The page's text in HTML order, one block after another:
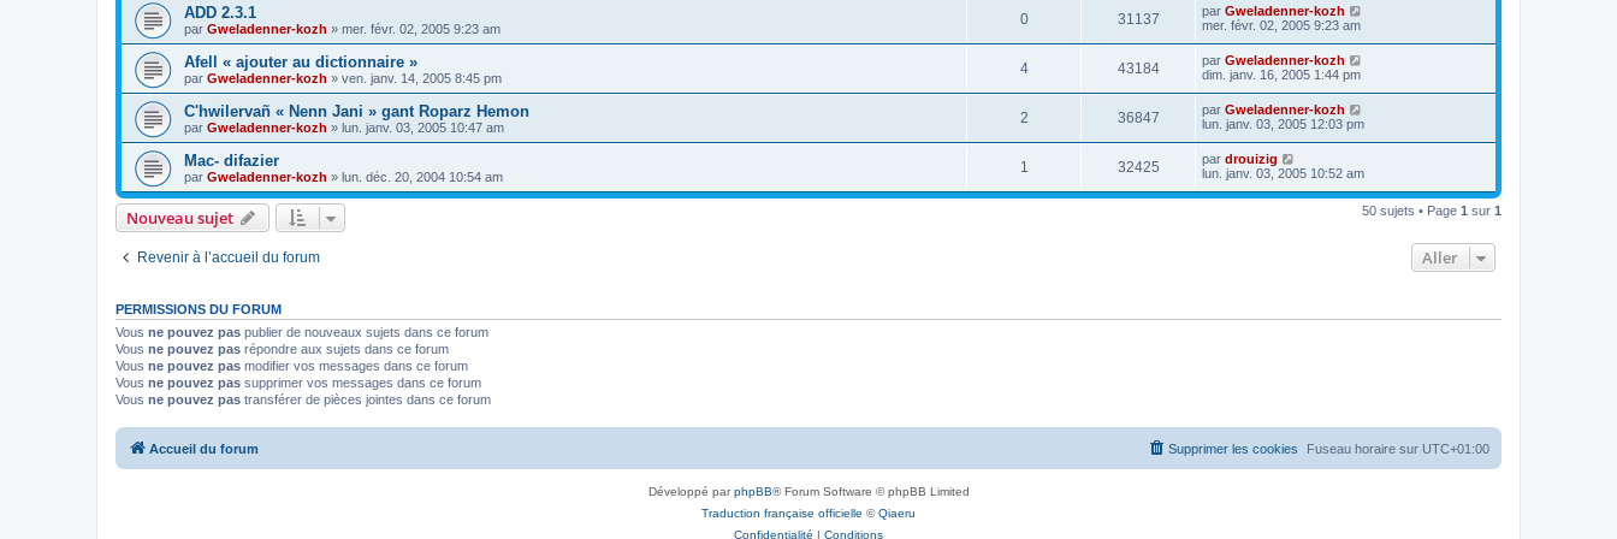
ADD 2.3.1
par Gweladenner-kozh » mer. févr. 02, 2005 9:23 am
0 31137 par Gweladenner-kozh
mer. févr. 02, 2005 9:23 am
Afell « ajouter au dictionnaire »
par Gweladenner-kozh » ven. janv. 14, 2005 8:45 pm
4 43184 par Gweladenner-kozh
dim. janv. 16, 2005 1:44 pm
C'hwilervañ « Nenn Jani » gant Roparz Hemon
par Gweladenner-kozh » lun. janv. 03, 2005 10:47 am
2 36847 par Gweladenner-kozh
lun. janv. 03, 2005 12:03 pm
Mac- difazier
par Gweladenner-kozh » lun. déc. 20, 2004 10:54 am
1 32425 par drouizig
lun. janv. 03, 2005 10:52 am
Nouveau sujet 50 sujets • Page 1 sur 1
Revenir à l’accueil du forum Aller
PERMISSIONS DU FORUM
Vous ne pouvez pas publier de nouveaux sujets dans ce forum
Vous ne pouvez pas répondre aux sujets dans ce forum
Vous ne pouvez pas modifier vos messages dans ce forum
Vous ne pouvez pas supprimer vos messages dans ce forum
Vous ne pouvez pas transférer de pièces jointes dans ce forum
Accueil du forum Fuseau horaire sur UTC+01:00
Supprimer les cookies
Développé parphpBB® Forum Software © phpBB Limited
Traduction française officielle ©Qiaeru
Confidentialité | Conditions